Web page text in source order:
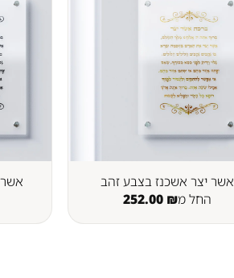
אשר יצר אשכנז בצבע זהב
החל מ
252.00 ₪